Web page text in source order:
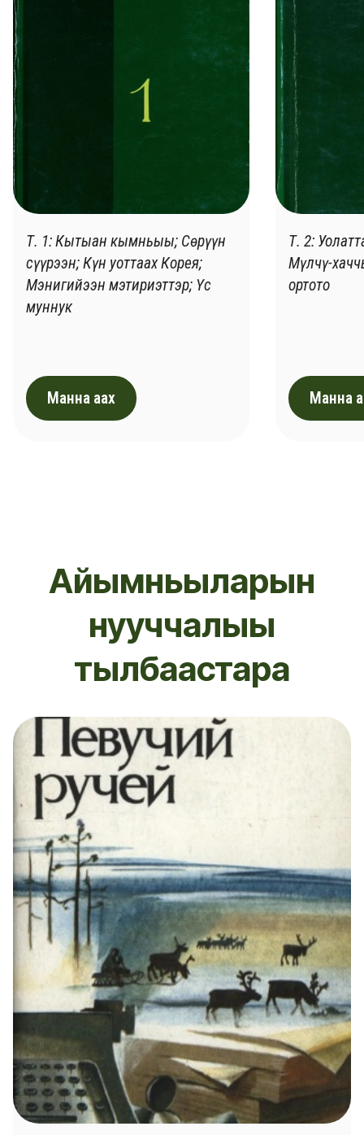
Т. 1: Кытыан кымньыы; Сөрүүн
сүүрээн; Күн уоттаах Корея;
Мэнигийээн мэтириэттэр; Үс
муннук
Манна аах
Т. 2:
Мүлчү-
ортото
Манна
Айымньыларын
нууччалыы
тылбаастара